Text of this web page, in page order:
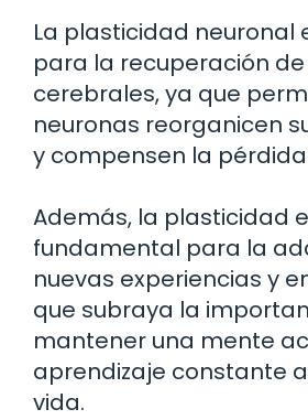
La plasticidad neuronal
para la recuperación
cerebrales, ya que
neuronas reorganicen
y compensen la
Además, la plasticidad
fundamental para la
nuevas experiencias y
que subraya la
mantener una mente
aprendizaje constante
vida.